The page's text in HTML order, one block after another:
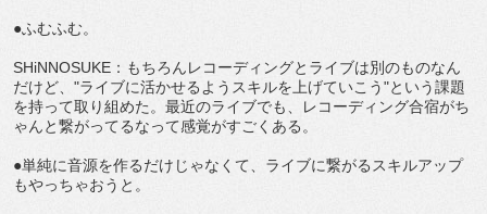
●ふむふむ。
SHiNNOSUKE：もちろんレコーディングとライブは別のものなん
だけど、"ライブに活かせるようスキルを上げていこう"という課題
を持って取り組めた。最近のライブでも、レコーディング合宿がち
ゃんと繋がってるなって感覚がすごくある。
●単純に音源を作るだけじゃなくて、ライブに繋がるスキルアップ
もやっちゃおうと。